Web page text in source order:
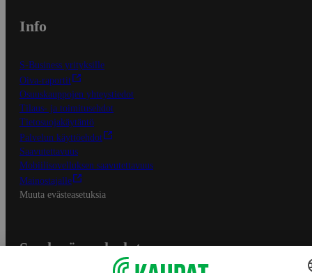
Info
S-Business yrityksille
Oiva-raportit
Osuuskauppojen yhteystiedot
Tilaus- ja toimitusehdot
Tietosuojakäytäntö
Palvelun käyttöehdot
Saavutettavuus
Mobiilisovelluksen saavutettavuus
Mainostajalle
Muuta evästeasetuksia
S-ryhmän palvelut